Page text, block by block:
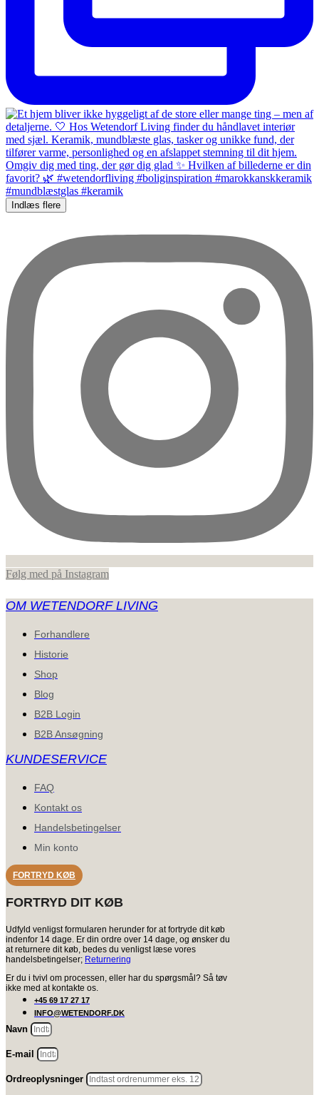
Indlæs flere
Følg med på Instagram
OM WETENDORF LIVING
Forhandlere
Historie
Shop
Blog
B2B Login
B2B Ansøgning
KUNDESERVICE
FAQ
Kontakt os
Handelsbetingelser
Min konto
FORTRYD KØB
FORTRYD DIT KØB
Udfyld venligst formularen herunder for at fortryde dit køb
indenfor 14 dage. Er din ordre over 14 dage, og ønsker du
at returnere dit køb, bedes du venligst læse vores
handelsbetingelser; Returnering
Er du i tvivl om processen, eller har du spørgsmål? Så tøv
ikke med at kontakte os.
+45 69 17 27 17
INFO@WETENDORF.DK
Navn
E-mail
Ordreoplysninger